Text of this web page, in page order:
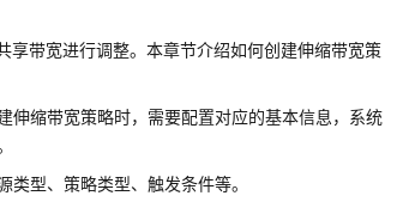
享带宽进行调整。本章节介绍如何创建伸缩带宽策
伸缩带宽策略时，需要配置对应的基本信息，系统
型、策略类型、触发条件等。